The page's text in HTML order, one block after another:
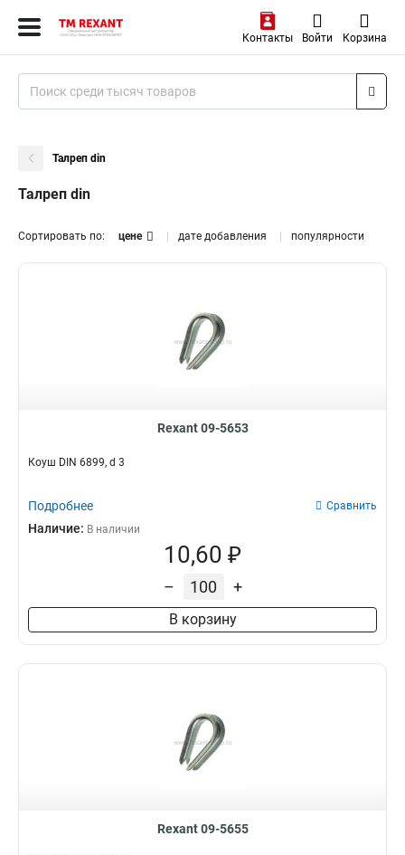
Контакты Войти Корзина
Талреп din
Талреп din
Сортировать по: цене дате добавления популярности
Rexant 09-5653
Коуш DIN 6899, d 3
Подробнее Сравнить
Наличие: В наличии
10,60 ₽
– +
В корзину
Rexant 09-5655